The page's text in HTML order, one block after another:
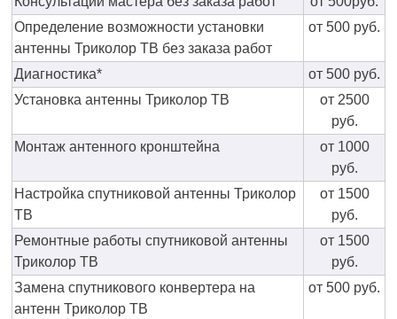
Определение возможности установки
антенны Триколор ТВ без заказа работ
от 500 руб.
Диагностика*
от 500 руб.
Установка антенны Триколор ТВ
от 2500
руб.
Монтаж антенного кронштейна
от 1000
руб.
Настройка спутниковой антенны Триколор
ТВ
от 1500
руб.
Ремонтные работы спутниковой антенны
Триколор ТВ
от 1500
руб.
Замена спутникового конвертера на
антенн Триколор ТВ
от 500 руб.